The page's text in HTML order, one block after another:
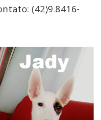
(42)9.8416-